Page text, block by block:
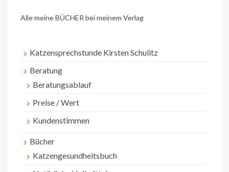
Alle meine BÜCHER bei meinem Verlag
Katzensprechstunde Kirsten Schulitz
Beratung
Beratungsablauf
Preise / Wert
Kundenstimmen
Bücher
Katzengesundheitsbuch